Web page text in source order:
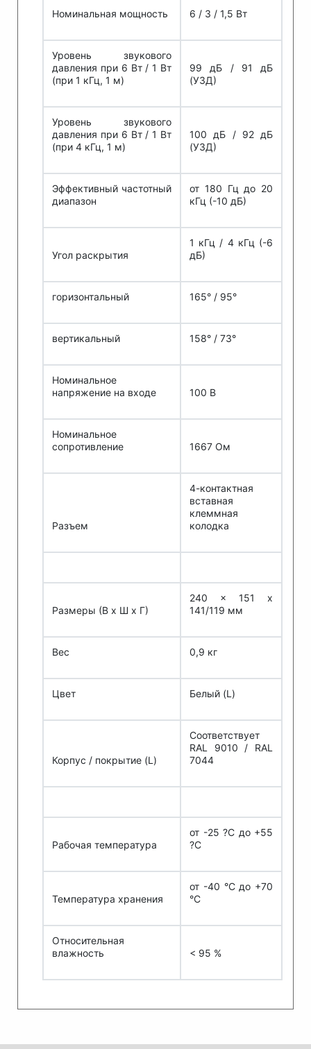
Номинальная мощность 6 / 3 / 1,5 Вт
Уровень звукового
давления при 6 Вт / 1 Вт
(при 1 кГц, 1 м)
99 дБ / 91 дБ
(УЗД)
Уровень звукового
давления при 6 Вт / 1 Вт
(при 4 кГц, 1 м)
100 дБ / 92 дБ
(УЗД)
Эффективный частотный
диапазон
от 180 Гц до 20
кГц (-10 дБ)
Угол раскрытия
1 кГц / 4 кГц (-6
дБ)
горизонтальный 165° / 95°
вертикальный 158° / 73°
Номинальное
напряжение на входе
100 В
Номинальное
сопротивление
1667 Ом
Разъем
4-контактная
вставная
клеммная
колодка
Размеры (В x Ш х Г)
240 x 151 x
141/119 мм
Вес 0,9 кг
Цвет Белый (L)
Корпус / покрытие (L)
Соответствует
RAL 9010 / RAL
7044
Рабочая температура
от -25 ?C до +55
?C
Температура хранения
от -40 °C до +70
°C
Относительная
влажность
< 95 %